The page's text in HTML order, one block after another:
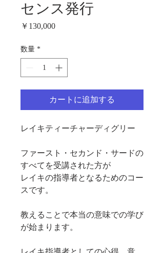
センス発行
￥130,000価
数量 *
カートに追加する
レイキティーチャーディグリー
ファースト・セカンド・サードの
すべてを受講された方が
レイキの指導者となるためのコー
スです。
教えることで本当の意味での学び
が始まります。